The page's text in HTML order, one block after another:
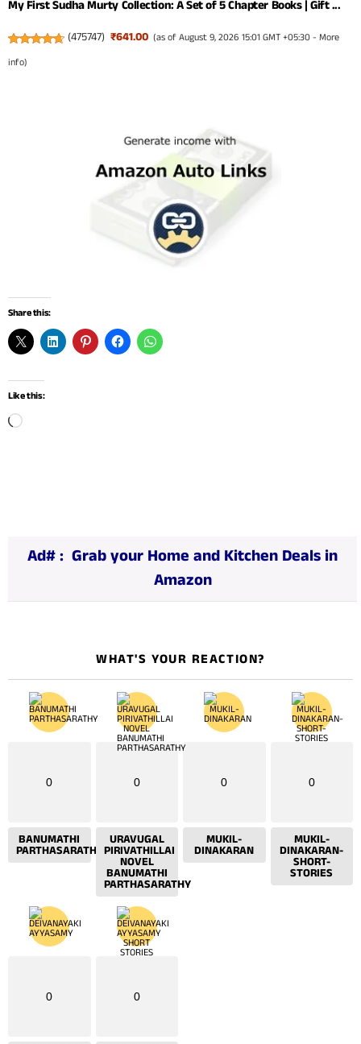
My First Sudha Murty Collection: A Set of 5 Chapter Books | Gift ...
(475747) ₹641.00 (as of August 9, 2026 15:01 GMT +05:30 -More
info)
Share this:
Like this:
Ad# : Grab your Home and Kitchen Deals in
Amazon
WHAT'S YOUR REACTION?
0
BANUMATHI
PARTHASARATHY
0
URAVUGAL
PIRIVATHILLAI
NOVEL
BANUMATHI
PARTHASARATHY
0
MUKIL-
DINAKARAN
0
MUKIL-
DINAKARAN-
SHORT-
STORIES
0 0